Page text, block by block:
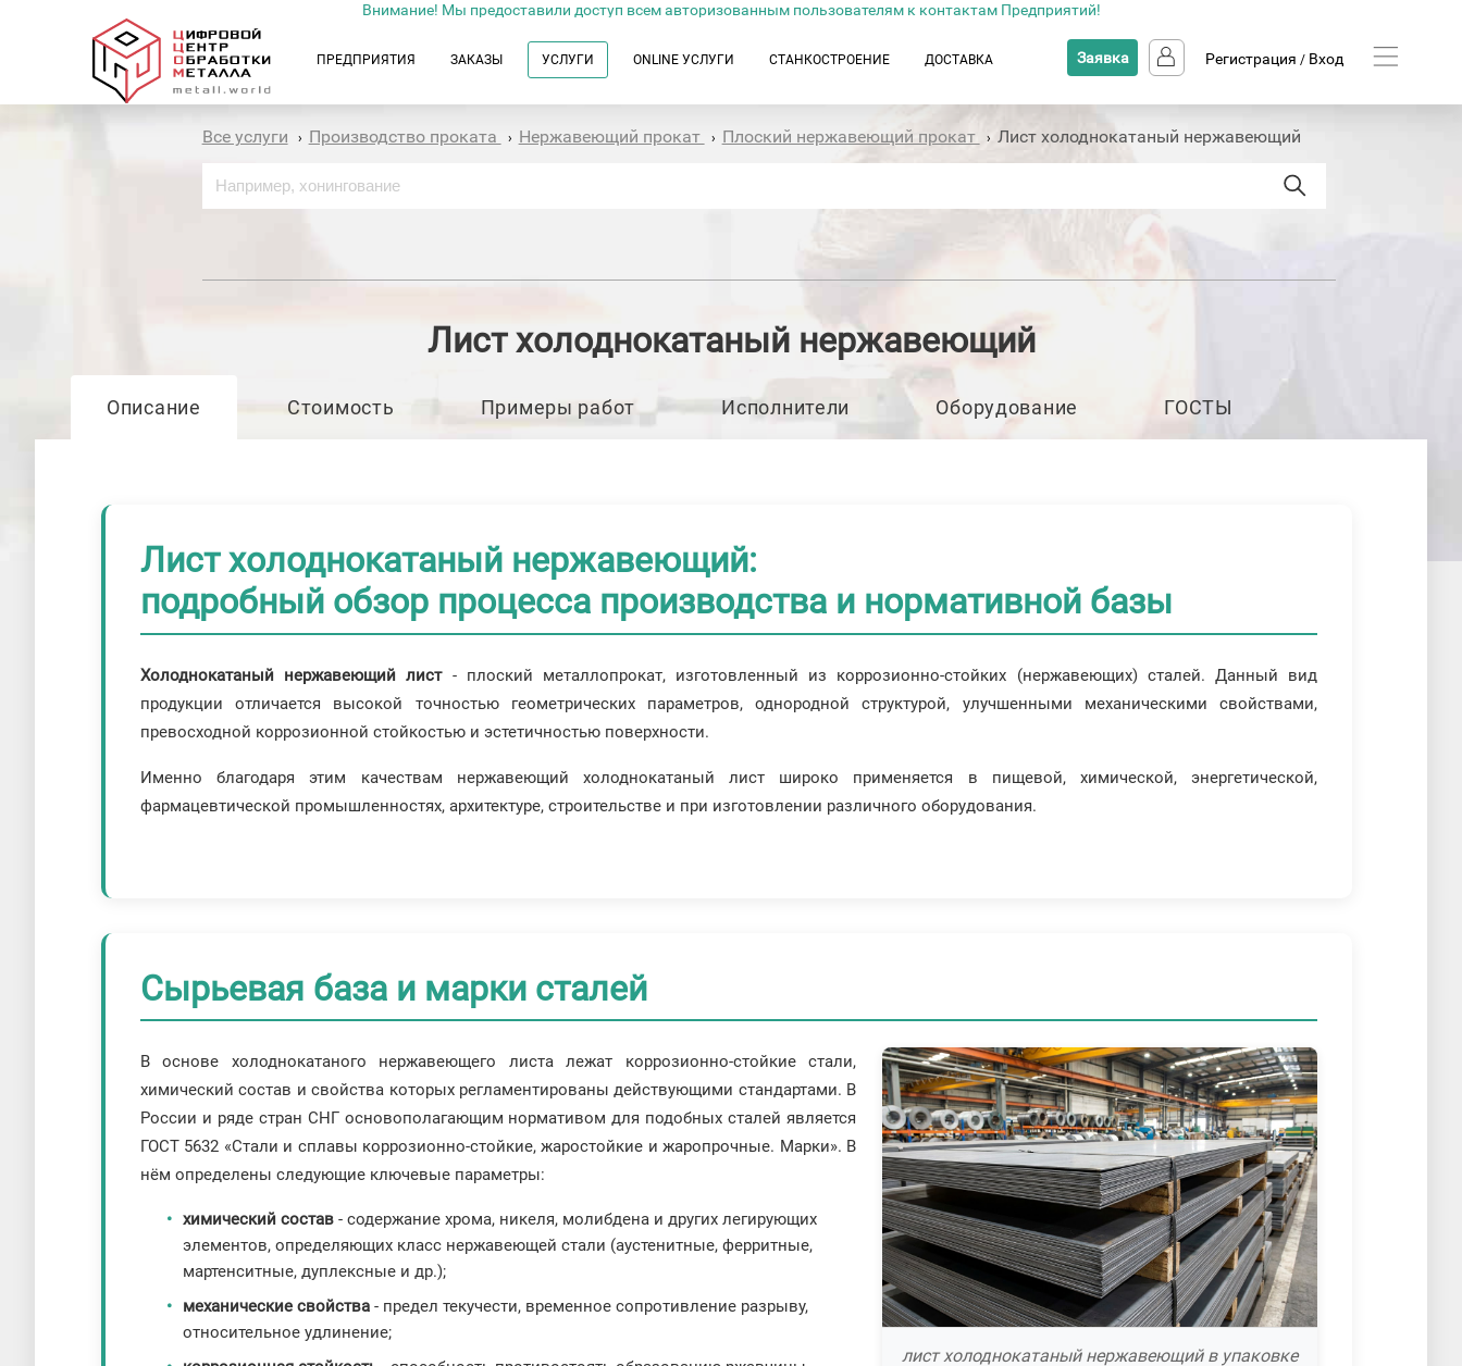
Внимание! Мы предоставили доступ всем авторизованным пользователям к контактам Предприятий!
ПРЕДПРИЯТИЯ ЗАКАЗЫ УСЛУГИ ONLINE УСЛУГИ СТАНКОСТРОЕНИЕ ДОСТАВКА Заявка Регистрация / Вход
Все услуги › Производство проката › Нержавеющий прокат › Плоский нержавеющий прокат › Лист холоднокатаный нержавеющий
Лист холоднокатаный нержавеющий
Описание Стоимость Примеры работ Исполнители Оборудование ГОСТЫ
Лист холоднокатаный нержавеющий:
подробный обзор процесса производства и нормативной базы
Холоднокатаный нержавеющий лист - плоский металлопрокат, изготовленный из коррозионно-стойких (нержавеющих) сталей. Данный вид
продукции отличается высокой точностью геометрических параметров, однородной структурой, улучшенными механическими свойствами,
превосходной коррозионной стойкостью и эстетичностью поверхности.
Именно благодаря этим качествам нержавеющий холоднокатаный лист широко применяется в пищевой, химической, энергетической,
фармацевтической промышленностях, архитектуре, строительстве и при изготовлении различного оборудования.
Сырьевая база и марки сталей
лист холоднокатаный нержавеющий в упаковке
В основе холоднокатаного нержавеющего листа лежат коррозионно-стойкие стали,
химический состав и свойства которых регламентированы действующими стандартами. В
России и ряде стран СНГ основополагающим нормативом для подобных сталей является
ГОСТ 5632 «Стали и сплавы коррозионно-стойкие, жаростойкие и жаропрочные. Марки». В
нём определены следующие ключевые параметры:
химический состав - содержание хрома, никеля, молибдена и других легирующих
элементов, определяющих класс нержавеющей стали (аустенитные, ферритные,
мартенситные, дуплексные и др.);
механические свойства - предел текучести, временное сопротивление разрыву,
относительное удлинение;